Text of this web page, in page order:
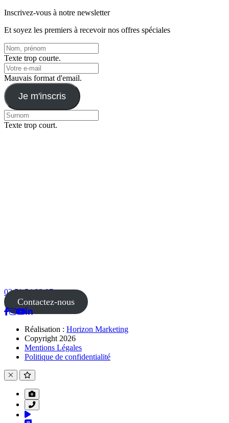
Inscrivez-vous à notre newsletter
Et soyez les premiers à recevoir nos offres spéciales
Texte trop courte.
Mauvais format d'email.
Je m'inscris
Texte trop court.
02 51 54 33 87
Contactez-nous
Réalisation : Horizon Marketing
Copyright 2026
Mentions Légales
Politique de confidentialité